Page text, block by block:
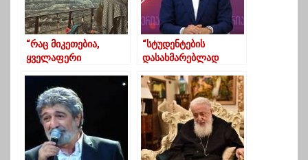
“რაც მიკეთებია,
ყველაფერი
“სტუდენტების
დასახმარებლად
პროგრამები
ფართოვდება”